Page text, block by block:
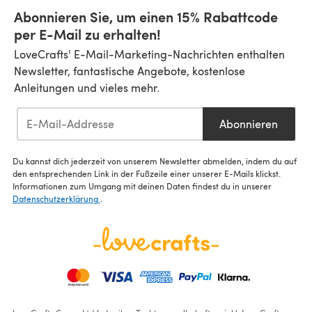
Abonnieren Sie, um einen 15% Rabattcode
per E-Mail zu erhalten!
LoveCrafts' E-Mail-Marketing-Nachrichten enthalten
Newsletter, fantastische Angebote, kostenlose
Anleitungen und vieles mehr.
Abonnieren
Du kannst dich jederzeit von unserem Newsletter abmelden, indem du auf
den entsprechenden Link in der Fußzeile einer unserer E-Mails klickst.
Informationen zum Umgang mit deinen Daten findest du in unserer
Datenschutzerklärung